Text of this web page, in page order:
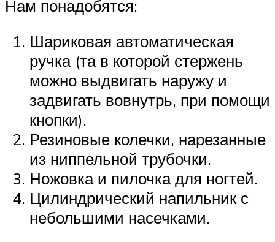
Нам понадобятся:
Шариковая автоматическая
ручка (та в которой стержень
можно выдвигать наружу и
задвигать вовнутрь, при помощи
кнопки).
Резиновые колечки, нарезанные
из ниппельной трубочки.
Ножовка и пилочка для ногтей.
Цилиндрический напильник с
небольшими насечками.